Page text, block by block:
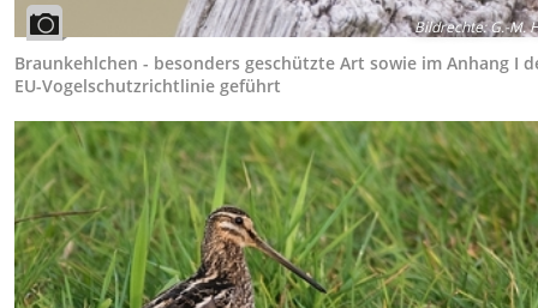
Bildrechte:G.-M.
Braunkehlchen - besonders geschützte Art sowie im Anhang I
EU-Vogelschutzrichtlinie geführt